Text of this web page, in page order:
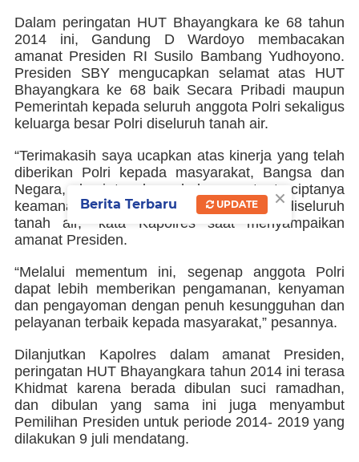
Dalam peringatan HUT Bhayangkara ke 68 tahun
2014 ini, Gandung D Wardoyo membacakan
amanat Presiden RI Susilo Bambang Yudhoyono.
Presiden SBY mengucapkan selamat atas HUT
Bhayangkara ke 68 baik Secara Pribadi maupun
Pemerintah kepada seluruh anggota Polri sekaligus
keluarga besar Polri diseluruh tanah air.
“Terimakasih saya ucapkan atas kinerja yang telah
diberikan Polri kepada masyarakat, Bangsa dan
Negara, demi tegaknya hukum serta terciptanya
keamanan dan ketertiban masyarakat diseluruh
tanah air,” kata Kapolres saat menyampaikan
amanat Presiden.
“Melalui mementum ini, segenap anggota Polri
dapat lebih memberikan pengamanan, kenyaman
dan pengayoman dengan penuh kesungguhan dan
pelayanan terbaik kepada masyarakat,” pesannya.
Dilanjutkan Kapolres dalam amanat Presiden,
peringatan HUT Bhayangkara tahun 2014 ini terasa
Khidmat karena berada dibulan suci ramadhan,
dan dibulan yang sama ini juga menyambut
Pemilihan Presiden untuk periode 2014- 2019 yang
dilakukan 9 juli mendatang.
×
Berita Terbaru UPDATE